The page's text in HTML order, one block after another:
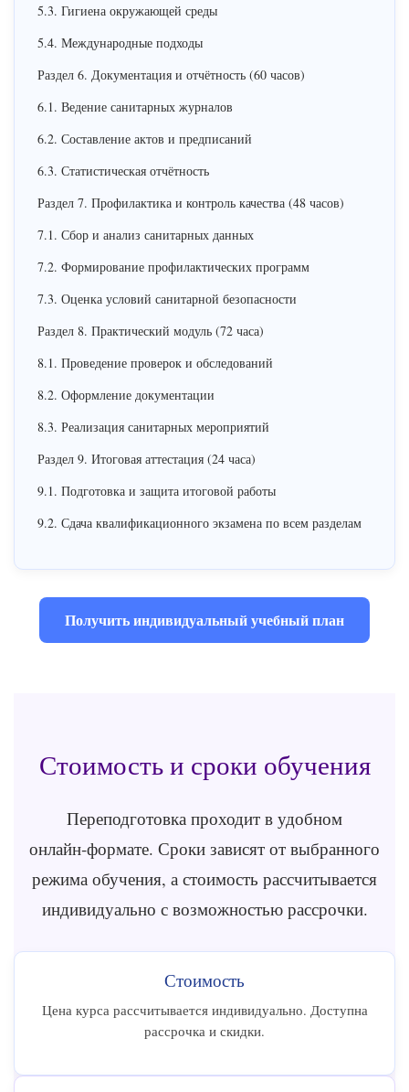
5.3. Гигиена окружающей среды
5.4. Международные подходы
Раздел 6. Документация и отчётность (60 часов)
6.1. Ведение санитарных журналов
6.2. Составление актов и предписаний
6.3. Статистическая отчётность
Раздел 7. Профилактика и контроль качества (48 часов)
7.1. Сбор и анализ санитарных данных
7.2. Формирование профилактических программ
7.3. Оценка условий санитарной безопасности
Раздел 8. Практический модуль (72 часа)
8.1. Проведение проверок и обследований
8.2. Оформление документации
8.3. Реализация санитарных мероприятий
Раздел 9. Итоговая аттестация (24 часа)
9.1. Подготовка и защита итоговой работы
9.2. Сдача квалификационного экзамена по всем разделам
Получить индивидуальный учебный план
Стоимость и сроки обучения
Переподготовка проходит в удобном
онлайн‑формате. Сроки зависят от выбранного
режима обучения, а стоимость рассчитывается
индивидуально с возможностью рассрочки.
Стоимость
Цена курса рассчитывается индивидуально. Доступна
рассрочка и скидки.